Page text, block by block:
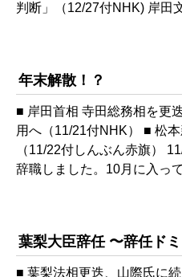
判断」（12/27付NHK) 岸田
年末解散！？
■ 岸田首相 寺田総務相を更
用へ（11/21付NHK） ■ 松
（11/22付しんぶん赤旗）
辞職しました。10月に入っ
葉梨大臣辞任 〜辞任ド
■ 葉梨法相更迭、山際氏に